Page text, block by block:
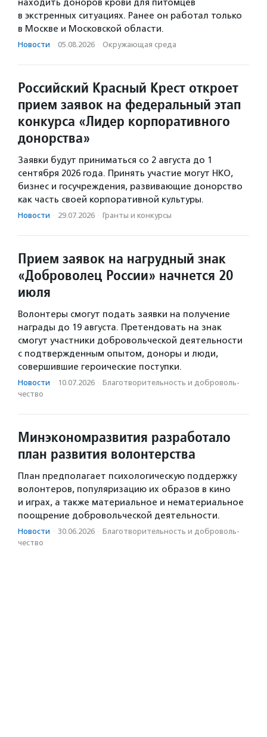
находить доноров крови для питомцев
в экстренных ситуациях. Ранее он работал только
в Москве и Московской области.
Новости · 05.08.2026 · Окружающая среда
Российский Красный Крест откроет
прием заявок на федеральный этап
конкурса «Лидер корпоративного
донорства»
Заявки будут приниматься со 2 августа до 1
сентября 2026 года. Принять участие могут НКО,
бизнес и госучреждения, развивающие донорство
как часть своей корпоративной культуры.
Новости · 29.07.2026 · Гранты и конкурсы
Прием заявок на нагрудный знак
«Доброволец России» начнется 20
июля
Волонтеры смогут подать заявки на получение
награды до 19 августа. Претендовать на знак
смогут участники добровольческой деятельности
с подтвержденным опытом, доноры и люди,
совершившие героические поступки.
Новости · 10.07.2026 · Благотвори­тель­ность и доброволь­
чест­во
Минэкономразвития разработало
план развития волонтерства
План предполагает психологическую поддержку
волонтеров, популяризацию их образов в кино
и играх, а также материальное и нематериальное
поощрение добровольческой деятельности.
Новости · 30.06.2026 · Благотвори­тель­ность и доброволь­
чест­во